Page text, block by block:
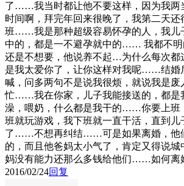
了……我当时都让他不要这样，因为我两
时间啊，拜完年回来很晚了，我第二天还
班……我是那种超级容易怀孕的人，我儿
中的，都是一不避孕就中的…… 我都不明
还是不想要，他说养不起…为什么每次
是我太爱你了，让你这样对我呢……结婚
喊，问多两句不是说我很烦，就说我是废
忙……我在你家，儿子我能接送的，都是
澡，喂奶，什么都是我干的……你要上班
班就玩游戏，我下班就一直干活，直到
了……不想再纠结……可是如果离婚，他
的，而且他爸妈太小气了，肯定又得说城
妈没有能力还那么多钱给他们……如何离
2016/02/24回复